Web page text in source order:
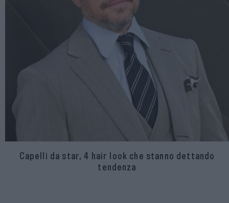
Capelli da star, 4 hair look che stanno dettando
tendenza